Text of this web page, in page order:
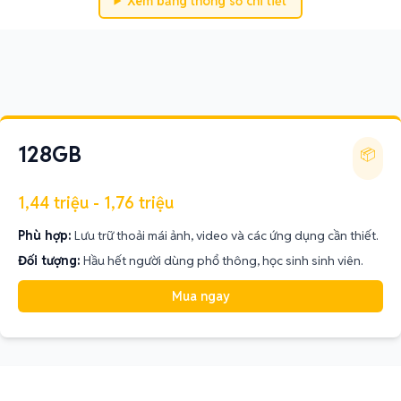
128GB 📦
1,44 triệu - 1,76 triệu
Phù hợp: Lưu trữ thoải mái ảnh, video và các ứng dụng cần thiết.
Đối tượng: Hầu hết người dùng phổ thông, học sinh sinh viên.
Mua ngay